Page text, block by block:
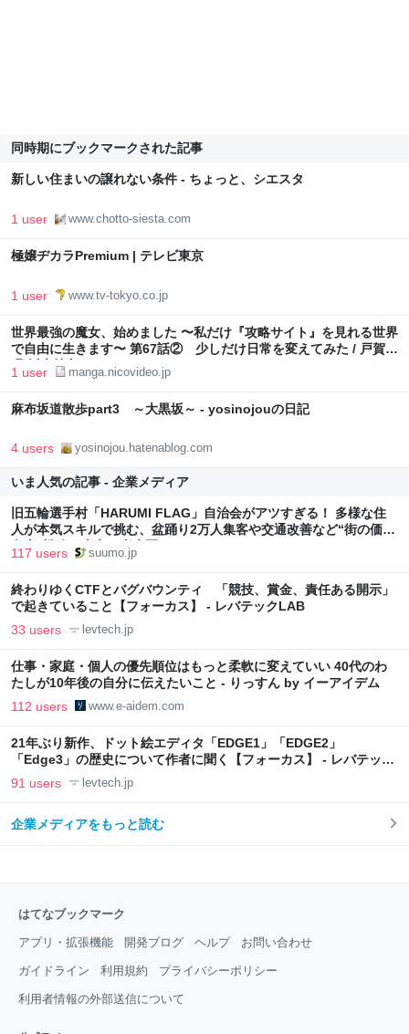
同時期にブックマークされた記事
新しい住まいの譲れない条件 - ちょっと、シエスタ
1 user www.chotto-siesta.com
極嬢ヂカラPremium | テレビ東京
1 user www.tv-tokyo.co.jp
世界最強の魔女、始めました 〜私だけ『攻略サイト』を見れる世界
で自由に生きます〜 第67話② 少しだけ日常を変えてみた / 戸賀
環 坂木持丸 riritto
1 user manga.nicovideo.jp
麻布坂道散歩part3 ～大黒坂～ - yosinojouの日記
4 users yosinojou.hatenablog.com
いま人気の記事 - 企業メディア
旧五輪選手村「HARUMI FLAG」自治会がアツすぎる！ 多様な住
人が本気スキルで挑む、盆踊り2万人集客や交通改善など“街の価値
向上”戦略 東京・中央区
117 users suumo.jp
終わりゆくCTFとバグバウンティ 「競技、賞金、責任ある開示」
で起きていること【フォーカス】 - レバテックLAB
33 users levtech.jp
仕事・家庭・個人の優先順位はもっと柔軟に変えていい 40代のわ
たしが10年後の自分に伝えたいこと - りっすん by イーアイデム
112 users www.e-aidem.com
21年ぶり新作、ドット絵エディタ「EDGE1」「EDGE2」
「Edge3」の歴史について作者に聞く【フォーカス】 - レバテック
LAB
91 users levtech.jp
企業メディアをもっと読む
はてなブックマーク
アプリ・拡張機能 開発ブログ ヘルプ お問い合わせ
ガイドライン 利用規約 プライバシーポリシー
利用者情報の外部送信について